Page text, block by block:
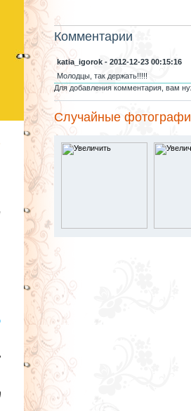
Комментарии
katia_igorok - 2012-12-23 00:15:16
Молодцы, так держать!!!!!
Для добавления комментария, вам
Случайные